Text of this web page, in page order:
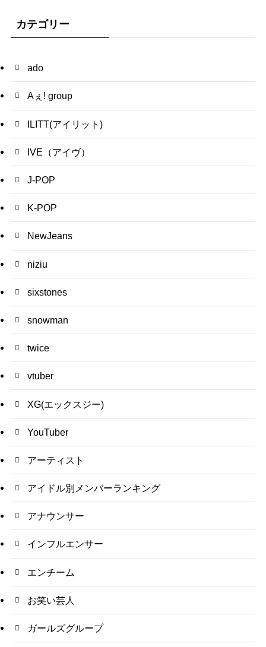
カテゴリー
ado
Aぇ! group
ILITT(アイリット)
IVE（アイヴ）
J-POP
K-POP
NewJeans
niziu
sixstones
snowman
twice
vtuber
XG(エックスジー)
YouTuber
アーティスト
アイドル別メンバーランキング
アナウンサー
インフルエンサー
エンチーム
お笑い芸人
ガールズグループ